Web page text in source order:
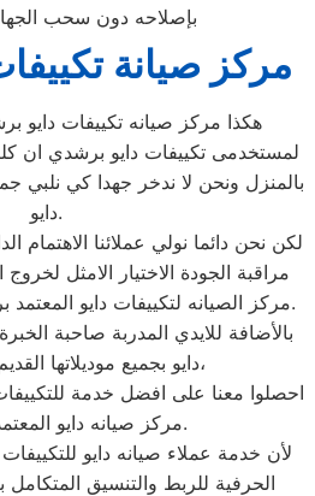
بإصلاحه دون سحب
مركز صيانة
هكذا مركز صيانه تكييفات
لمستخدمى تكييفات دايو برشدي ان
بالمنزل ونحن لا ندخر جهدا كي نلبي
دايو.
لكن نحن دائما نولي عملائنا
مراقبة الجودة الاختيار الامثل
مركز الصيانه لتكييفات دايو المعتمد برشدي او من منزل العميل.
بالأضافة للايدي المدربة صاحبة
دايو بجميع موديلاتها القديم منها والحديث،
احصلوا معنا على افضل خدمة
مركز صيانه دايو المعتمد في رشدي.
لأن خدمة عملاء صيانه دايو
الحرفية للربط والتنسيق